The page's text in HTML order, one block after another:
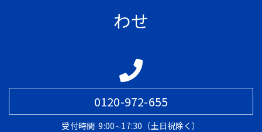
わせ
0120-972-655
受付時間 9:00∼17:30（土日祝除く）